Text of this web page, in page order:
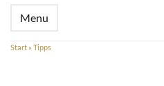
Menu
Start » Tipps